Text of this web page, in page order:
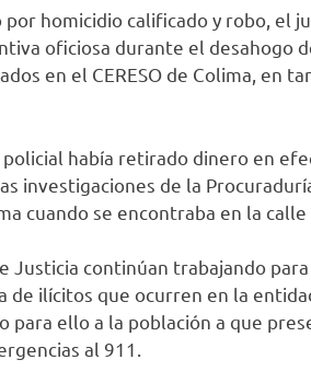
homicidio calificado y robo, el
oficiosa durante el desahogo
en el CERESO de Colima, en
había retirado dinero en
investigaciones de la
cuando se encontraba en la
Justicia continúan trabajando
de ilícitos que ocurren en la
para ello a la población a que
al 911.